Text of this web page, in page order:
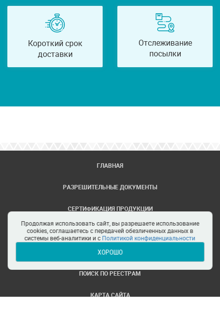
Короткий срок
доставки
Отслеживание
посылки
ГЛАВНАЯ
РАЗРЕШИТЕЛЬНЫЕ ДОКУМЕНТЫ
СЕРТИФИКАЦИЯ ПРОДУКЦИИ
ЗАДАТЬ ВОПРОС
ЦЕНТРЫ СЕРТИФИКАЦИИ
ПОИСК ПО РЕЕСТРАМ
КАРТА САЙТА
Продолжая использовать сайт, вы разрешаете использование
cookies, соглашаетесь с передачей обезличенных данных в
системы веб-аналитики и сПолитикой конфиденциальности
ХОРОШО